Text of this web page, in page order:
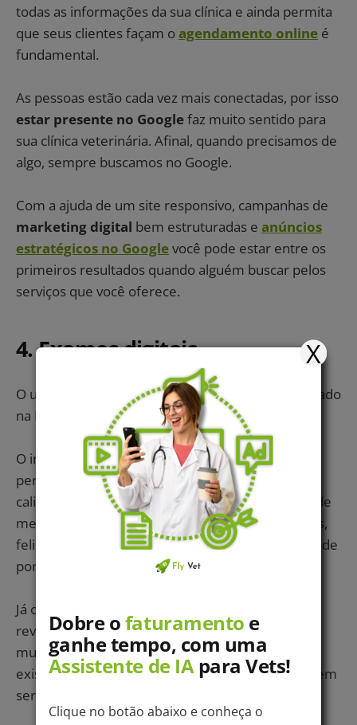
todas as informações da sua clínica e ainda permita
que seus clientes façam oagendamento online é
fundamental.
As pessoas estão cada vez mais conectadas, por isso
estar presente no Googlefaz muito sentido para
sua clínica veterinária. Afinal, quando precisamos de
algo, sempre buscamos no Google.
Com a ajuda de um site responsivo, campanhas de
marketing digital bem estruturadas e anúncios
estratégicos no Googlevocê pode estar entre os
primeiros resultados quando alguém buscar pelos
serviços que você oferece.
4. Exames digitais
O ultrassom é um exame diagnóstico muito utilizado
na Medicina, seja humana, seja veterinária.
O interessante é que os recursos tecnológicos
permitem, atualmente, que o equipamento seja
calibrado por um programa que oferece opções de
medidas e de características específicas para cães,
felinos ou outros animais, de pequeno ou de grande
porte.
Já os
revelação e de uso de filmes, tornando o exame
muito mais prático, rápido e barato. Atualmente,
existem modelos pequenos e portáteis, que podem
ser transportados facilmente até a residência.
X
Dobre ofaturamento e
ganhe tempo, com uma
Assistente de IA para Vets!
Clique no botão abaixo e conheça o